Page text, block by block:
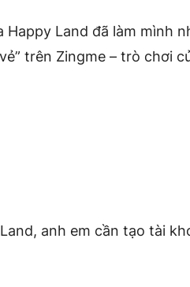
Happy Land đã làm mình
trên Zingme – trò chơi
anh em cần tạo tài